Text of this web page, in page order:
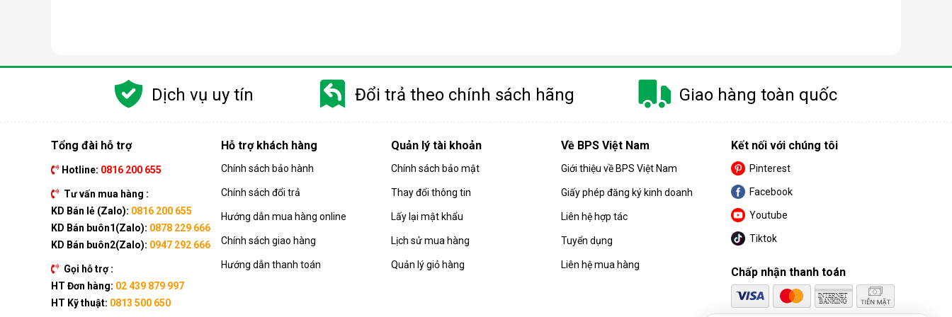
kèm như: Hẹn giờ, khóa trẻ em, remote, kết nối wifi,...
Ưu điểm vượt trội của điều hòa di động
Dịch vụ uy tín Đổi trả theo chính sách hãng Giao hàng toàn quốc
Tổng đài hỗ trợ
Hotline: 0816 200 655
Tư vấn mua hàng :
KD Bán lẻ (Zalo): 0816 200 655
KD Bán buôn1(Zalo): 0878 229 666
KD Bán buôn2(Zalo): 0947 292 666
Gọi hỗ trợ :
HT Đơn hàng: 02 439 879 997
HT Kỹ thuật: 0813 500 650
Hỗ trợ khách hàng
Chính sách bảo hành
Chính sách đổi trả
Hướng dẫn mua hàng online
Chính sách giao hàng
Hướng dẫn thanh toán
Quản lý tài khoản
Chính sách bảo mật
Thay đổi thông tin
Lấy lại mật khẩu
Lịch sử mua hàng
Quản lý giỏ hàng
Về BPS Việt Nam
Giới thiệu về BPS Việt Nam
Giấy phép đăng ký kinh doanh
Liên hệ hợp tác
Tuyển dụng
Liên hệ mua hàng
Kết nối với chúng tôi
Pinterest
Facebook
Youtube
Tiktok
Chấp nhận thanh toán